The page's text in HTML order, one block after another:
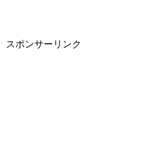
スポンサーリンク